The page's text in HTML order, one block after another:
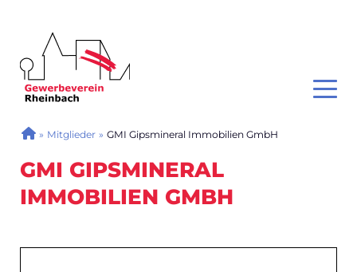
SIE SIND HIER
» Mitglieder » GMI Gipsmineral Immobilien GmbH
GMI GIPSMINERAL
IMMOBILIEN GMBH